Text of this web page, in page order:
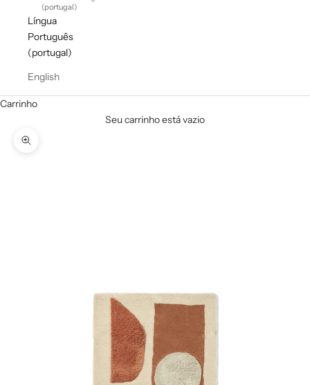
(portugal)
Língua
Português
(portugal)
English
Carrinho
Seu carrinho está vazio
Zoom na imagem